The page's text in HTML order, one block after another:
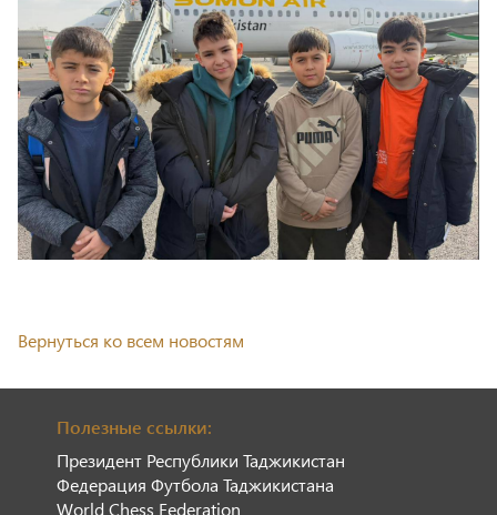
Вернуться ко всем новостям
Полезные ссылки:
Президент Республики Таджикистан
Федерация Футбола Таджикистана
World Chess Federation